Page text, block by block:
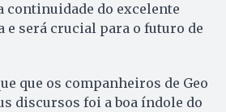
continuidade do excelente
e será crucial para o futuro de
que os companheiros de Geo
discursos foi a boa índole do